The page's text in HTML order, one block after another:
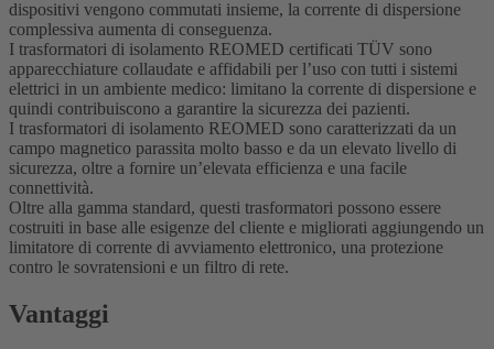
dispositivi vengono commutati insieme, la corrente di dispersione
complessiva aumenta di conseguenza.
I trasformatori di isolamento REOMED certificati TÜV sono
apparecchiature collaudate e affidabili per l’uso con tutti i sistemi
elettrici in un ambiente medico: limitano la corrente di dispersione e
quindi contribuiscono a garantire la sicurezza dei pazienti.
I trasformatori di isolamento REOMED sono caratterizzati da un
campo magnetico parassita molto basso e da un elevato livello di
sicurezza, oltre a fornire un’elevata efficienza e una facile
connettività.
Oltre alla gamma standard, questi trasformatori possono essere
costruiti in base alle esigenze del cliente e migliorati aggiungendo un
limitatore di corrente di avviamento elettronico, una protezione
contro le sovratensioni e un filtro di rete.
Vantaggi